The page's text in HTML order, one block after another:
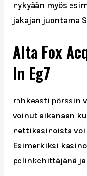
nykyään myös
jakajan juontama
Alta Fox
In Eg7
rohkeasti pörssin
voinut aikanaan
nettikasinoista voi
Esimerkiksi
pelinkehittäjänä